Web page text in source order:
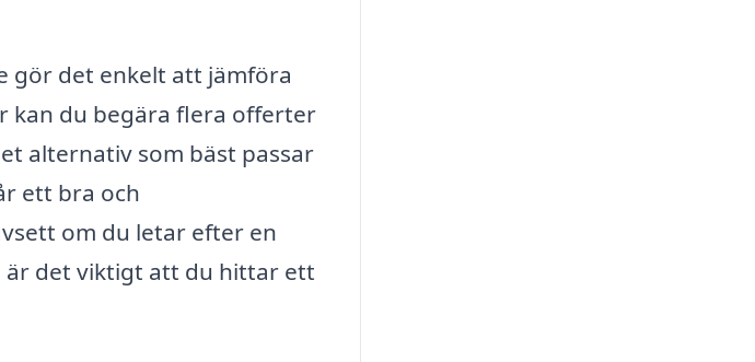
gör det enkelt att jämföra
kan du begära flera offerter
alternativ som bäst passar
ett bra och
om du letar efter en
är det viktigt att du hittar ett